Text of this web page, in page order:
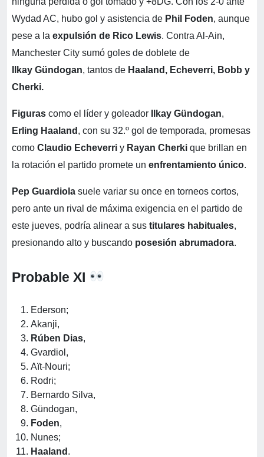
Wydad AC, hubo gol y asistencia de Phil Foden, aunque
pese a la expulsión de Rico Lewis. Contra Al-Ain,
Manchester City sumó goles de doblete de
Ilkay Gündogan, tantos de Haaland, Echeverri, Bobb y
Cherki.
Figuras como el líder y goleador Ilkay Gündogan,
Erling Haaland , con su 32.º gol de temporada, promesas
como Claudio Echeverri y Rayan Cherki que brillan en
la rotación el partido promete un enfrentamiento único.
Pep Guardiola suele variar su once en torneos cortos,
pero ante un rival de máxima exigencia en el partido de
este jueves, podría alinear a sus titulares habituales,
presionando alto y buscando posesión abrumadora.
Probable XI
Ederson;
Akanji,
Rúben Dias,
Gvardiol,
Aït‑Nouri;
Rodri;
Bernardo Silva,
Gündogan,
Foden,
Nunes;
Haaland .